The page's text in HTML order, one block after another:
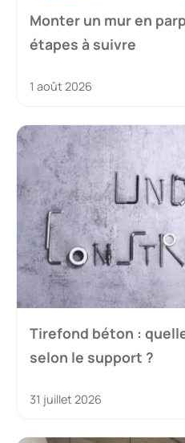
Monter un mur en
étapes à suivre
1 août 2026
Tirefond béton :
selon le support ?
31 juillet 2026